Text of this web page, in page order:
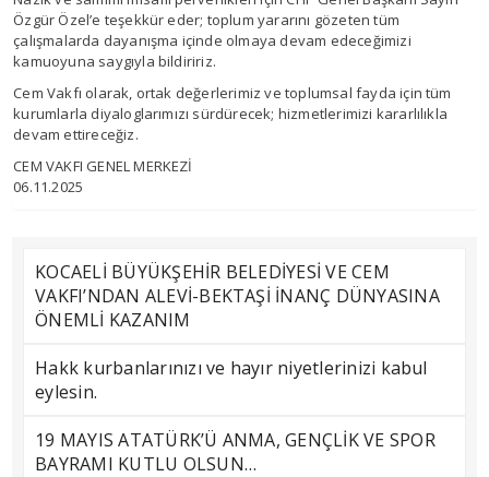
Özgür Özel’e teşekkür eder; toplum yararını gözeten tüm
çalışmalarda dayanışma içinde olmaya devam edeceğimizi
kamuoyuna saygıyla bildiririz.
Cem Vakfı olarak, ortak değerlerimiz ve toplumsal fayda için tüm
kurumlarla diyaloglarımızı sürdürecek; hizmetlerimizi kararlılıkla
devam ettireceğiz.
CEM VAKFI GENEL MERKEZİ
06.11.2025
KOCAELİ BÜYÜKŞEHİR BELEDİYESİ VE CEM
VAKFI’NDAN ALEVİ-BEKTAŞİ İNANÇ DÜNYASINA
ÖNEMLİ KAZANIM
Hakk kurbanlarınızı ve hayır niyetlerinizi kabul
eylesin.
19 MAYIS ATATÜRK’Ü ANMA, GENÇLİK VE SPOR
BAYRAMI KUTLU OLSUN…